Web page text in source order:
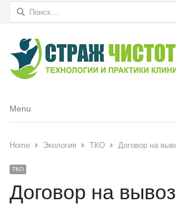
Найти:
Menu
Menu
Home Экология ТКО Договор на
ТКО
Договор на